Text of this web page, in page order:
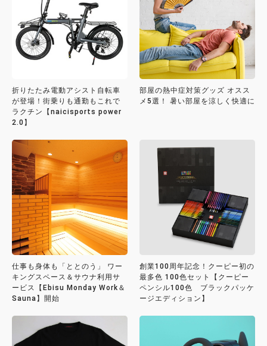
折りたたみ電動アシスト自転車
が登場！街乗りも通勤もこれで
ラクチン【naicisports power
2.0】
部屋の熱中症対策グッズ オスス
メ5選！ 暑い部屋を涼しく快適に
仕事も身体も「ととのう」 ワー
キングスペース＆サウナ利用サ
ービス【Ebisu Monday Work＆
Sauna】開始
創業100周年記念！クーピー初の
最多色 100色セット【クーピー
ペンシル100色 ブラックパッケ
ージエディション】